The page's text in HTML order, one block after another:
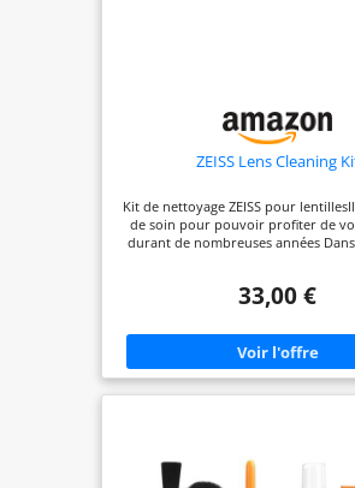
ZEISS Lens Cleaning
Kit de nettoyage ZEISS pour
de soin pour pouvoir profiter de
durant de nombreuses années
:Une poire à airpour éliminer la
nettoyagepour enlever facilement les
poussière et de saleté qui ne
d'airLiquide de nettoyage et
microfibrepour éliminer les traces
33,00 €